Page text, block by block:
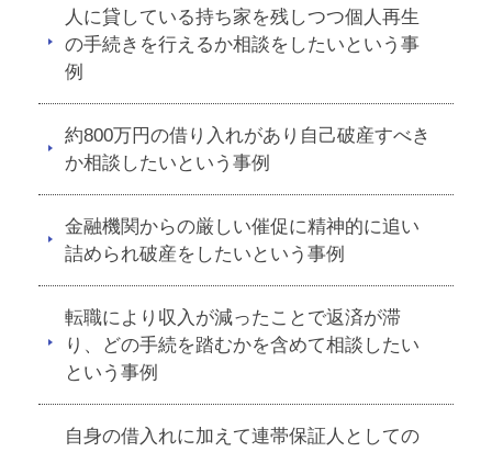
人に貸している持ち家を残しつつ個人再生
の手続きを行えるか相談をしたいという事
例
約800万円の借り入れがあり自己破産すべき
か相談したいという事例
金融機関からの厳しい催促に精神的に追い
詰められ破産をしたいという事例
転職により収入が減ったことで返済が滞
り、どの手続を踏むかを含めて相談したい
という事例
自身の借入れに加えて連帯保証人としての